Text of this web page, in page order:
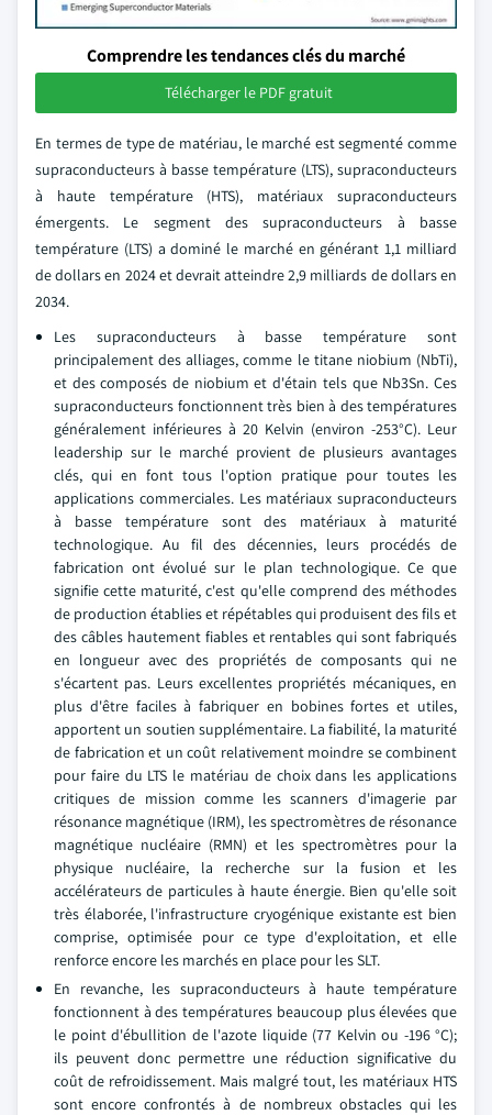
Comprendre les tendances clés du marché
Télécharger le PDF gratuit
En termes de type de matériau, le marché est segmenté comme
supraconducteurs à basse température (LTS), supraconducteurs
à haute température (HTS), matériaux supraconducteurs
émergents. Le segment des supraconducteurs à basse
température (LTS) a dominé le marché en générant 1,1 milliard
de dollars en 2024 et devrait atteindre 2,9 milliards de dollars en
2034.
Les supraconducteurs à basse température sont
principalement des alliages, comme le titane niobium (NbTi),
et des composés de niobium et d'étain tels que Nb3Sn. Ces
supraconducteurs fonctionnent très bien à des températures
généralement inférieures à 20 Kelvin (environ -253°C). Leur
leadership sur le marché provient de plusieurs avantages
clés, qui en font tous l'option pratique pour toutes les
applications commerciales. Les matériaux supraconducteurs
à basse température sont des matériaux à maturité
technologique. Au fil des décennies, leurs procédés de
fabrication ont évolué sur le plan technologique. Ce que
signifie cette maturité, c'est qu'elle comprend des méthodes
de production établies et répétables qui produisent des fils et
des câbles hautement fiables et rentables qui sont fabriqués
en longueur avec des propriétés de composants qui ne
s'écartent pas. Leurs excellentes propriétés mécaniques, en
plus d'être faciles à fabriquer en bobines fortes et utiles,
apportent un soutien supplémentaire. La fiabilité, la maturité
de fabrication et un coût relativement moindre se combinent
pour faire du LTS le matériau de choix dans les applications
critiques de mission comme les scanners d'imagerie par
résonance magnétique (IRM), les spectromètres de résonance
magnétique nucléaire (RMN) et les spectromètres pour la
physique nucléaire, la recherche sur la fusion et les
accélérateurs de particules à haute énergie. Bien qu'elle soit
très élaborée, l'infrastructure cryogénique existante est bien
comprise, optimisée pour ce type d'exploitation, et elle
renforce encore les marchés en place pour les SLT.
En revanche, les supraconducteurs à haute température
fonctionnent à des températures beaucoup plus élevées que
le point d'ébullition de l'azote liquide (77 Kelvin ou -196 °C);
ils peuvent donc permettre une réduction significative du
coût de refroidissement. Mais malgré tout, les matériaux HTS
sont encore confrontés à de nombreux obstacles qui les